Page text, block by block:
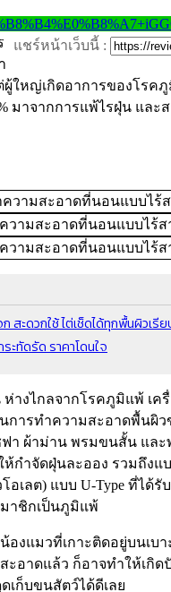
แชร์หน้าเว็บนี้ :
ใหญ่เกิดอาการของโรค
มาจากการแพ้ไรฝุ่น แล
สะดวกใช้ ไต่เช็ดได้ทุกพื้นผิวเรี
ะทัดรัด ราคาโดนใจ
งไกลจากโรคภูมิแพ้ เค
การทำความสะอาดพื้นผิว
า ผ้าม่าน พรมขนสั้น แล
กำจัดฝุ่นละออง รวมถึงแ
อเลต) แบบ U-Type ที่ได้
าชิกเป็นภูมิแพ้
แมวที่เกาะติดอยู่บนเบา
ะอาดแล้ว ก็อาจทำให้เกิ
ดเก็บขนสัตว์ได้ดีเลย